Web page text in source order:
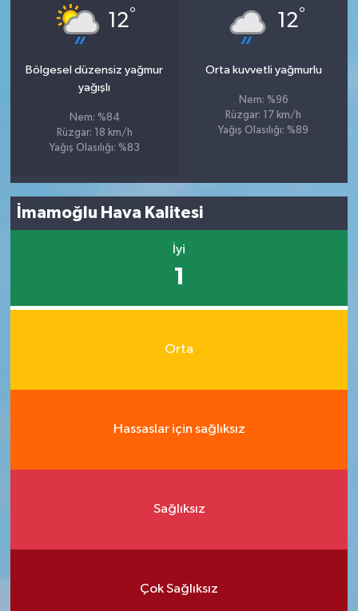
12°
Bölgesel düzensiz yağmur
yağışlı
Nem: %84
Rüzgar: 18 km/h
Yağış Olasılığı: %83
12°
Orta kuvvetli yağmurlu
Nem: %96
Rüzgar: 17 km/h
Yağış Olasılığı: %89
İmamoğlu Hava Kalitesi
İyi
1
Orta
Hassaslar için sağlıksız
Sağlıksız
Çok Sağlıksız